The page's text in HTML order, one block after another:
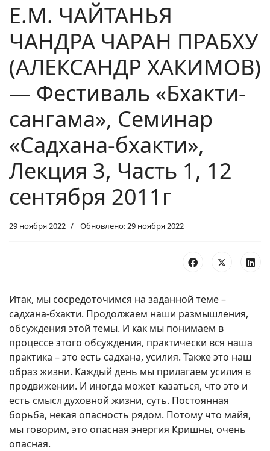
Е.М. ЧАЙТАНЬЯ
ЧАНДРА ЧАРАН ПРАБХУ
(АЛЕКСАНДР ХАКИМОВ)
— Фестиваль «Бхакти-
сангама», Cеминар
«Садхана-бхакти»,
Лекция 3, Часть 1, 12
сентября 2011г
29 ноября 2022 Обновлено: 29 ноября 2022
Итак, мы сосредоточимся на заданной теме –
садхана-бхакти. Продолжаем наши размышления,
обсуждения этой темы. И как мы понимаем в
процессе этого обсуждения, практически вся наша
практика – это есть садхана, усилия. Также это наш
образ жизни. Каждый день мы прилагаем усилия в
продвижении. И иногда может казаться, что это и
есть смысл духовной жизни, суть. Постоянная
борьба, некая опасность рядом. Потому что майя,
мы говорим, это опасная энергия Кришны, очень
опасная.